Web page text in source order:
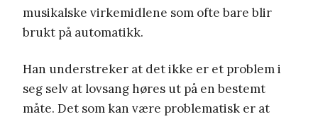
musikalske virkemidlene som ofte bare blir
brukt på automatikk.
Han understreker at det ikke er et problem i
seg selv at lovsang høres ut på en bestemt
måte. Det som kan være problematisk er at